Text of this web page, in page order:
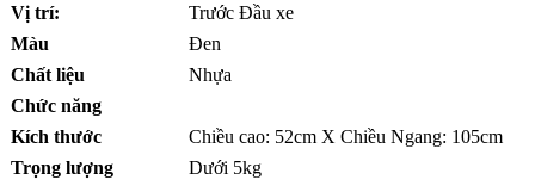
Vị trí:
Trước Đầu xe
Màu
Đen
Chất liệu
Nhựa
Chức năng
Kích thước
Chiều cao: 52cm X Chiều Ngang: 105cm
Trọng lượng
Dưới 5kg